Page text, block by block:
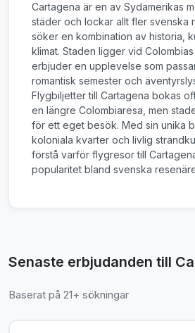
Cartagena är en av Sydamerikas
städer och lockar allt fler svenska
söker en kombination av historia,
klimat. Staden ligger vid
erbjuder en upplevelse som
romantisk semester och
Flygbiljetter till Cartagena bokas
en längre Colombiaresa, men
för ett eget besök. Med sin unika
koloniala kvarter och livlig
förstå varför flygresor till
popularitet bland svenska
Senaste erbjudanden till
Baserat på 21+ sökningar